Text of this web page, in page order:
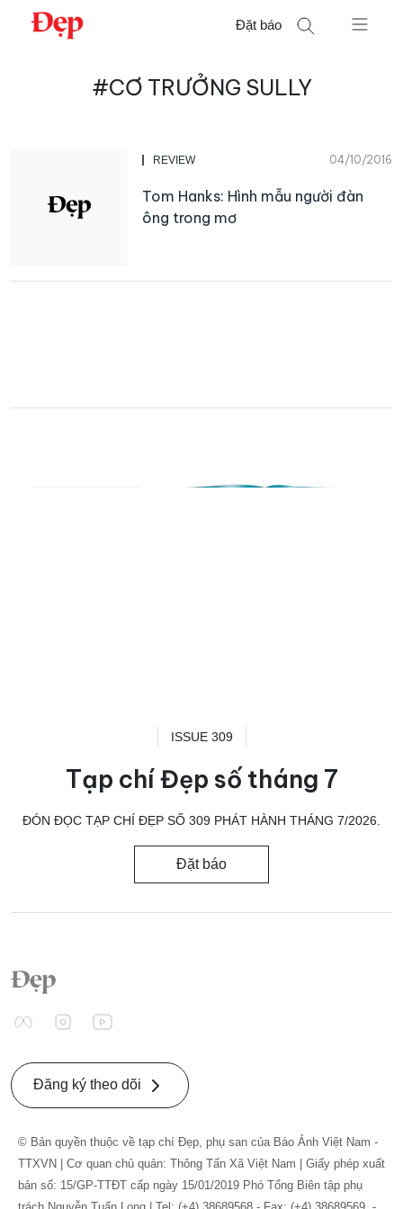
Chuyển
Đặt báo
#CƠ TRƯỞNG SULLY
REVIEW 04/10/2016
Tom Hanks: Hình mẫu người đàn
ông trong mơ
ISSUE 309
Tạp chí Đẹp số tháng 7
ĐÓN ĐỌC TẠP CHÍ ĐẸP SỐ 309 PHÁT HÀNH THÁNG 7/2026.
Đặt báo
Đăng ký theo dõi
© Bản quyền thuộc về tạp chí Đẹp, phụ san của Báo Ảnh Việt Nam -
TTXVN | Cơ quan chủ quản: Thông Tấn Xã Việt Nam | Giấy phép xuất
bản số: 15/GP-TTĐT cấp ngày 15/01/2019 Phó Tổng Biên tập phụ